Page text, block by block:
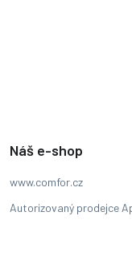
Náš e-shop
www.comfor.cz
Autorizovaný prodejce